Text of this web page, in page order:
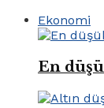
Ekonomi
En